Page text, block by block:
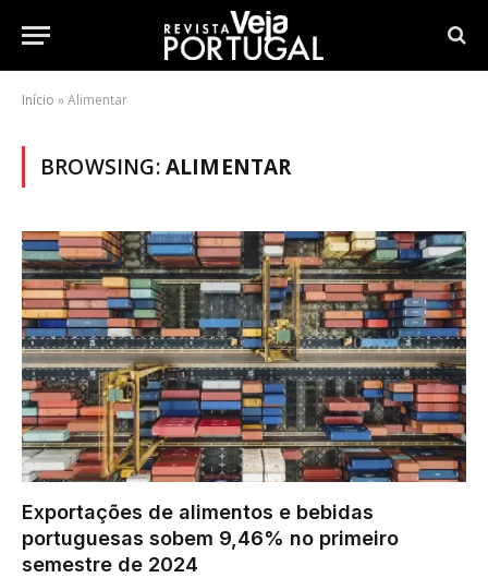
Início »Alimentar
BROWSING:ALIMENTAR
Exportações de alimentos e bebidas
portuguesas sobem 9,46% no primeiro
semestre de 2024